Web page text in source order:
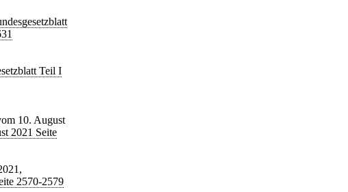
Teil I
10. August
2021 Seite
2570-2579